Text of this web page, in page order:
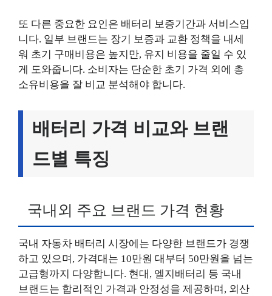
또 다른 중요한 요인은 배터리 보증기간과 서비스입
니다. 일부 브랜드는 장기 보증과 교환 정책을 내세
워 초기 구매비용은 높지만, 유지 비용을 줄일 수 있
게 도와줍니다. 소비자는 단순한 초기 가격 외에 총
소유비용을 잘 비교 분석해야 합니다.
배터리 가격 비교와 브랜
드별 특징
국내외 주요 브랜드 가격 현황
국내 자동차 배터리 시장에는 다양한 브랜드가 경쟁
하고 있으며, 가격대는 10만원 대부터 50만원을 넘는
고급형까지 다양합니다. 현대, 엘지배터리 등 국내
브랜드는 합리적인 가격과 안정성을 제공하며, 외산